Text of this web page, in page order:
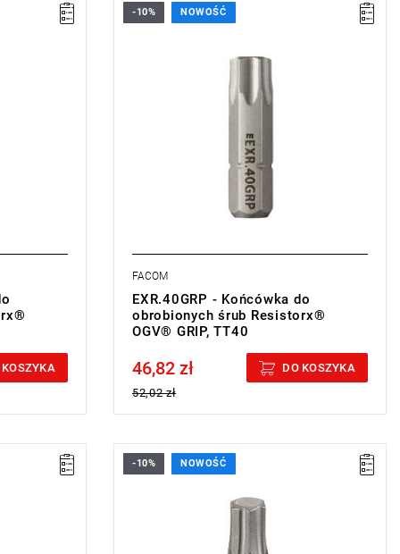
KOSZYKA
• Rozmiar: TT40,
-10% NOWOŚĆ
FACOM
EXR.40GRP - Końcówka do
obrobionych śrub Resistorx®
OGV® GRIP, TT40
Price tax included
46,82 zł
52,02 zł
DO KOSZYKA
• Rozmiar: 5 mm,
-10% NOWOŚĆ